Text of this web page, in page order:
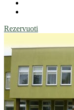
Rezervuoti